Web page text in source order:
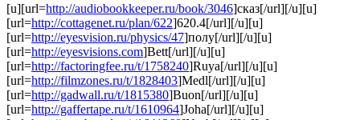
[u][url=http://audiobookkeeper.ru/book/3046]сказ[/url][/u][u]
[url=http://cottagenet.ru/plan/622]620.4[/url][/u][u]
[url=http://eyesvision.ru/physics/47]полу[/url][/u][u]
[url=http://eyesvisions.com]Bett[/url][/u][u]
[url=http://factoringfee.ru/t/1758240]Ruya[/url][/u][u]
[url=http://filmzones.ru/t/1828403]Medl[/url][/u][u]
[url=http://gadwall.ru/t/1815380]Buon[/url][/u][u]
[url=http://gaffertape.ru/t/1610964]Joha[/url][/u][u]